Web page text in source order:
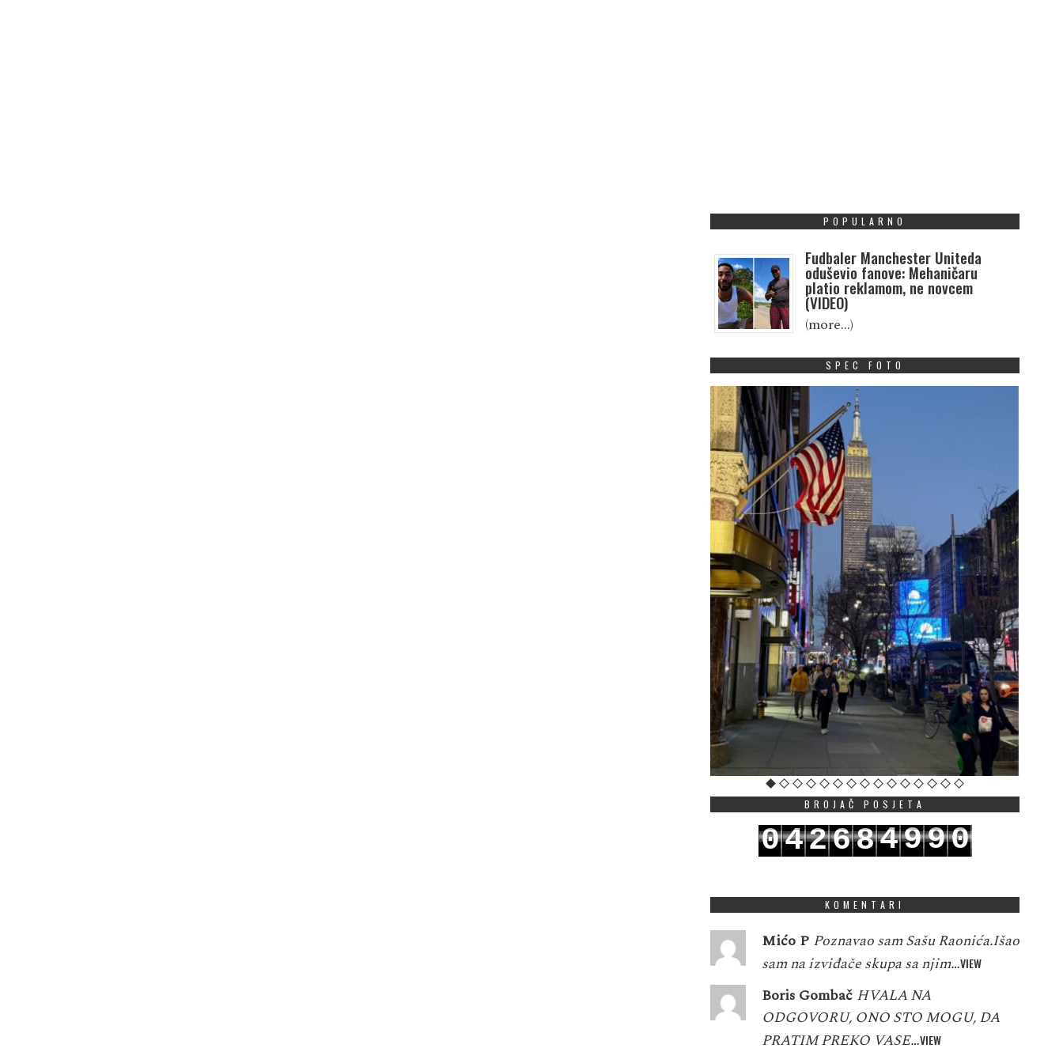
POPULARNO
Fudbaler Manchester Uniteda
oduševio fanove: Mehaničaru
platio reklamom, ne novcem
(VIDEO)
(more…)
SPEC FOTO
BROJAČ POSJETA
042684990
KOMENTARI
Mićo P Poznavao sam Sašu Raonića.Išao
sam na izviđače skupa sa njim…VIEW
Boris Gombač HVALA NA
ODGOVORU, ONO STO MOGU, DA
PRATIM PREKO VASE…VIEW